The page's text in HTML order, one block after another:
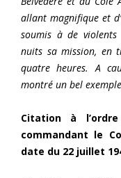
allant magnifique et
soumis à de
nuits sa mission, en
quatre heures. A
montré un bel
Citation à
commandant le
date du 22 juillet